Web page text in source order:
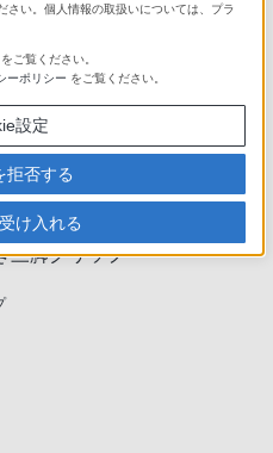
リップスタイルで長時間撮
三脚グリップ
い。個人情報の取扱いについては、プラ
をご覧ください。
ーポリシー をご覧ください。
設定
拒否する
け入れる